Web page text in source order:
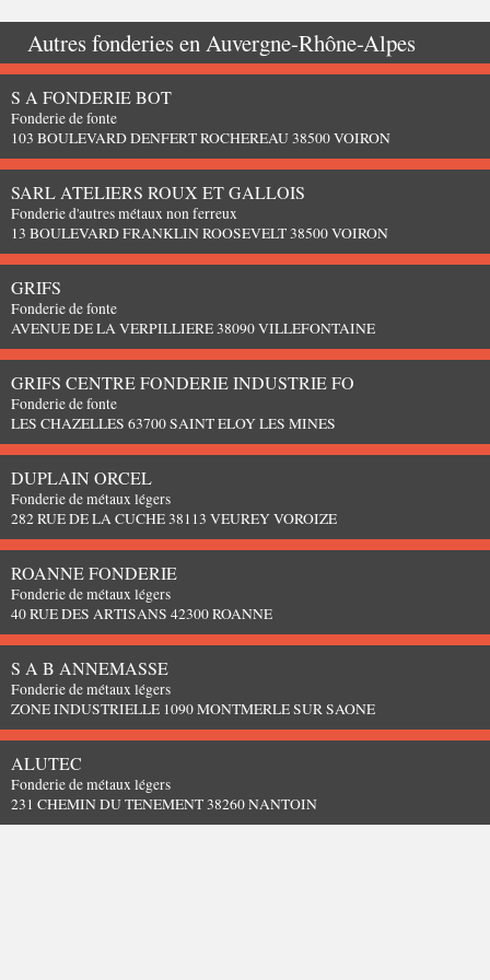
Autres fonderies enAuvergne-Rhône-Alpes
S A FONDERIE BOT
Fonderie de fonte
103 BOULEVARD DENFERT ROCHEREAU 38500 VOIRON
SARL ATELIERS ROUX ET GALLOIS
Fonderie d'autres métaux non ferreux
13 BOULEVARD FRANKLIN ROOSEVELT 38500 VOIRON
GRIFS
Fonderie de fonte
AVENUE DE LA VERPILLIERE 38090 VILLEFONTAINE
GRIFS CENTRE FONDERIE INDUSTRIE FO
Fonderie de fonte
LES CHAZELLES 63700 SAINT ELOY LES MINES
DUPLAIN ORCEL
Fonderie de métaux légers
282 RUE DE LA CUCHE 38113 VEUREY VOROIZE
ROANNE FONDERIE
Fonderie de métaux légers
40 RUE DES ARTISANS 42300 ROANNE
S A B ANNEMASSE
Fonderie de métaux légers
ZONE INDUSTRIELLE 1090 MONTMERLE SUR SAONE
ALUTEC
Fonderie de métaux légers
231 CHEMIN DU TENEMENT 38260 NANTOIN